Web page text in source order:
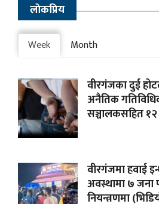
लाेकप्रिय
Week Month
वीरगंजका दुई
अनैतिक
सञ्चालकसहित १२
वीरगंजमा हवाई
अवस्थामा ७ जना
नियन्त्रणमा